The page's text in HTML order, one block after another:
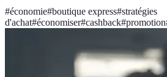
#économie#boutique express#stratégies
d'achat#économiser#cashback#promotion